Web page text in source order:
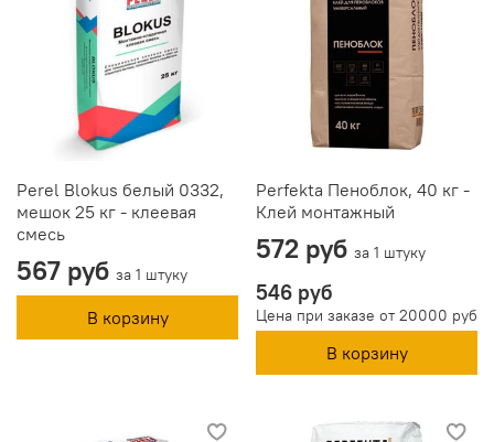
Perel Blokus белый 0332,
мешок 25 кг - клеевая
смесь
567 руб за 1 штуку
В корзину
Perfekta Пеноблок, 40 кг -
Клей монтажный
572 руб за 1 штуку
546 руб
Цена при заказе от 20000 руб
В корзину